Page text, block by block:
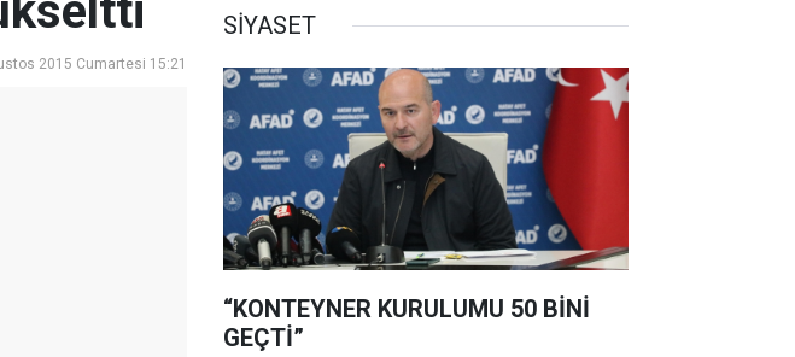
2015 Cumartesi 15:21
SİYASET
“KONTEYNER KURULUMU 50 BİNİ
GEÇTİ”